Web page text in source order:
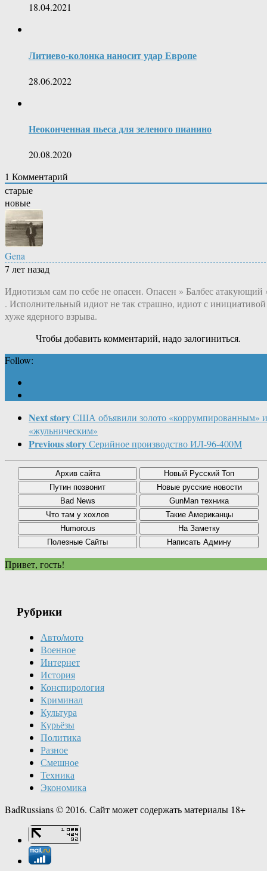
18.04.2021
Литиево-колонка наносит удар Европе
28.06.2022
Неоконченная пьеса для зеленого пианино
20.08.2020
1 Комментарий
старые
новые
Gena
7 лет назад
Идиотизьм сам по себе не опасен. Опасен » Балбес атакующий
. Исполнительный идиот не так страшно, идиот с инициативой
хуже ядерного взрыва.
Чтобы добавить комментарий, надо залогиниться.
Follow:
Next storyСША объявили золото «коррумпированным» и
«жульническим»
Previous storyСерийное производство ИЛ-96-400М
Привет, гость!
Рубрики
Авто/мото
Военное
Интернет
История
Конспирология
Криминал
Культура
Курьёзы
Политика
Разное
Смешное
Техника
Экономика
BadRussians © 2016. Сайт может содержать материалы 18+